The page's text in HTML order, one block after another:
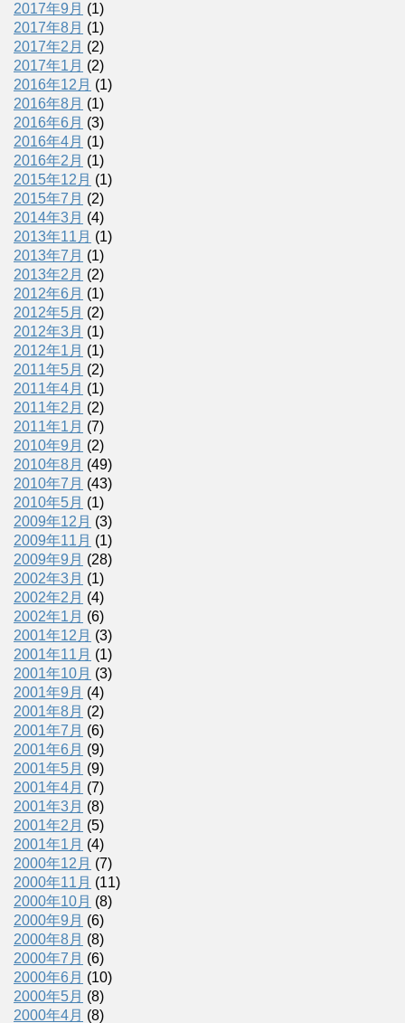
2017年9月 (1)
2017年8月 (1)
2017年2月 (2)
2017年1月 (2)
2016年12月 (1)
2016年8月 (1)
2016年6月 (3)
2016年4月 (1)
2016年2月 (1)
2015年12月 (1)
2015年7月 (2)
2014年3月 (4)
2013年11月 (1)
2013年7月 (1)
2013年2月 (2)
2012年6月 (1)
2012年5月 (2)
2012年3月 (1)
2012年1月 (1)
2011年5月 (2)
2011年4月 (1)
2011年2月 (2)
2011年1月 (7)
2010年9月 (2)
2010年8月 (49)
2010年7月 (43)
2010年5月 (1)
2009年12月 (3)
2009年11月 (1)
2009年9月 (28)
2002年3月 (1)
2002年2月 (4)
2002年1月 (6)
2001年12月 (3)
2001年11月 (1)
2001年10月 (3)
2001年9月 (4)
2001年8月 (2)
2001年7月 (6)
2001年6月 (9)
2001年5月 (9)
2001年4月 (7)
2001年3月 (8)
2001年2月 (5)
2001年1月 (4)
2000年12月 (7)
2000年11月 (11)
2000年10月 (8)
2000年9月 (6)
2000年8月 (8)
2000年7月 (6)
2000年6月 (10)
2000年5月 (8)
2000年4月 (8)